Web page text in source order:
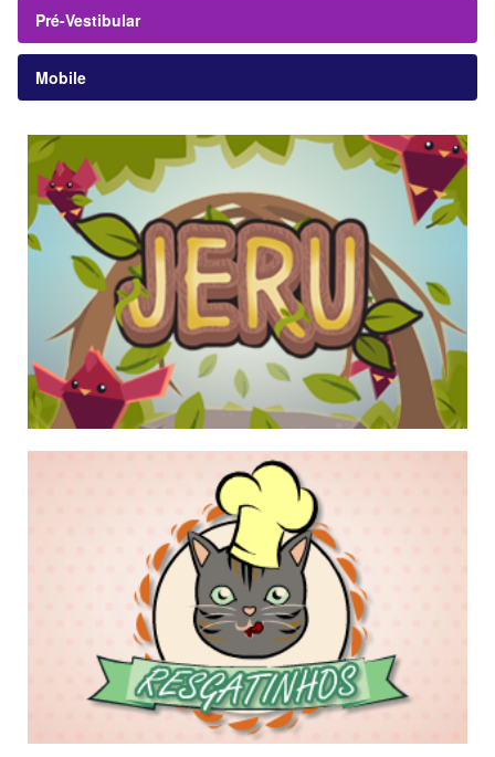
Pré-Vestibular
Mobile